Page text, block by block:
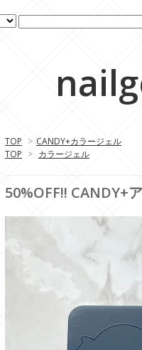
TOP > CANDY+カラージェル
TOP > カラージェル
50%OFF!!